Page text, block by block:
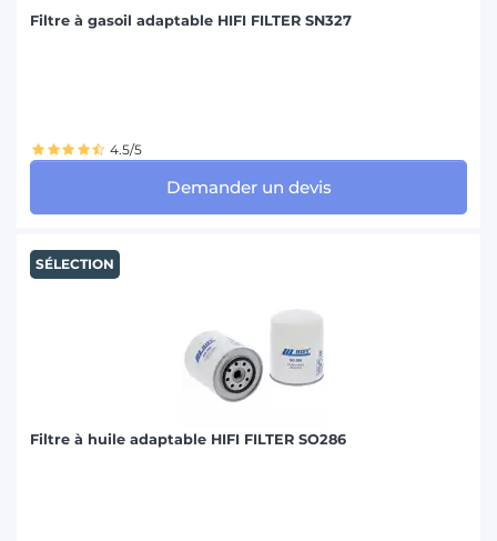
Filtre à gasoil adaptable HIFI FILTER SN327
4.5/5
Demander un devis
SÉLECTION
Filtre à huile adaptable HIFI FILTER SO286